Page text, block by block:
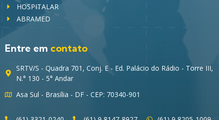
HOSPITALAR
ABRAMED
Entre em contato
SRTV/S - Quadra 701, Conj. E - Ed. Palácio do Rádio - Torre III,
N.° 130 - 5° Andar
Asa Sul - Brasília - DF - CEP: 70340-901